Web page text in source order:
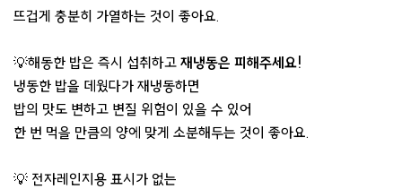
뜨겁게 충분히 가열하는 것이 좋아요.
💡해동한 밥은 즉시 섭취하고 재냉동은 피해주세요!
냉동한 밥을 데웠다가 재냉동하면
밥의 맛도 변하고 변질 위험이 있을 수 있어
한 번 먹을 만큼의 양에 맞게 소분해두는 것이 좋아요.
💡 전자레인지용 표시가 없는